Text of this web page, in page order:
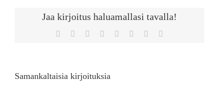
Jaa kirjoitus haluamallasi tavalla!
Facebook
TwitterReddit LinkedIn
TumblrPinterest
Samankaltaisia kirjoituksia